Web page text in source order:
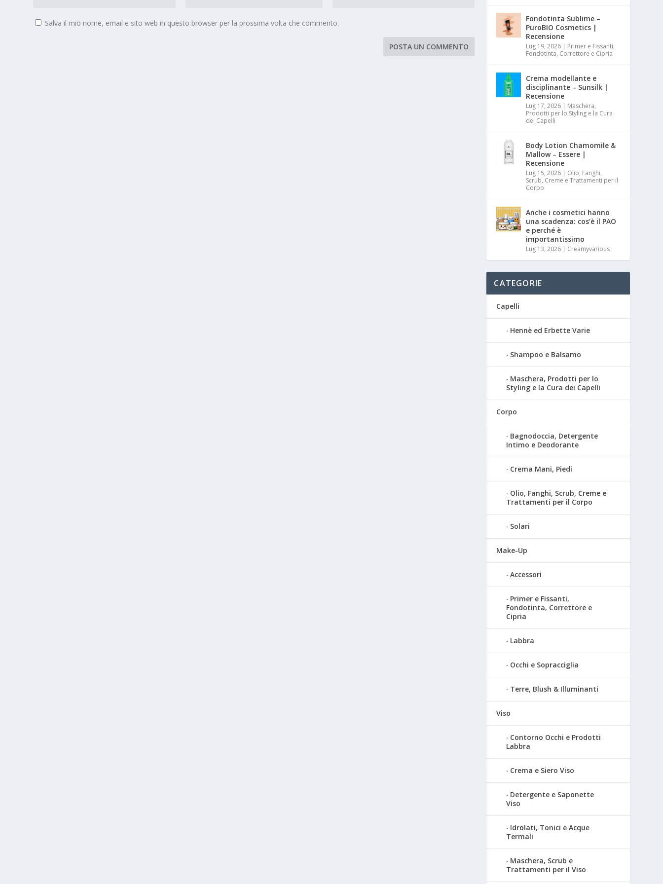
Salva il mio nome, email e sito web in questo browser per la prossima volta che commento.
Fondotinta Sublime –
PuroBIO Cosmetics |
Recensione
Lug 19, 2026 | Primer e Fissanti,
Fondotinta, Correttore e Cipria
Crema modellante e
disciplinante – Sunsilk |
Recensione
Lug 17, 2026 | Maschera,
Prodotti per lo Styling e la Cura
dei Capelli
Body Lotion Chamomile &
Mallow – Essere |
Recensione
Lug 15, 2026 | Olio, Fanghi,
Scrub, Creme e Trattamenti per il
Corpo
Anche i cosmetici hanno
una scadenza: cos’è il PAO
e perché è
importantissimo
Lug 13, 2026 | Creamyvarious
CATEGORIE
Capelli
Hennè ed Erbette Varie
Shampoo e Balsamo
Maschera, Prodotti per lo
Styling e la Cura dei Capelli
Corpo
Bagnodoccia, Detergente
Intimo e Deodorante
Crema Mani, Piedi
Olio, Fanghi, Scrub, Creme e
Trattamenti per il Corpo
Solari
Make-Up
Accessori
Primer e Fissanti,
Fondotinta, Correttore e
Cipria
Labbra
Occhi e Sopracciglia
Terre, Blush & Illuminanti
Viso
Contorno Occhi e Prodotti
Labbra
Crema e Siero Viso
Detergente e Saponette
Viso
Idrolati, Tonici e Acque
Termali
Maschera, Scrub e
Trattamenti per il Viso